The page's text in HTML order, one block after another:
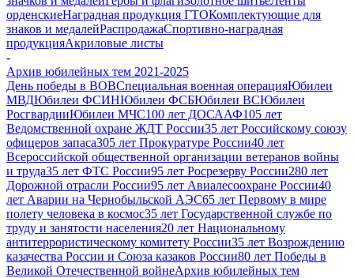
орденскиеНаградная продукция ГТОКомплектующие для
знаков и медалейРаспродажаСпортивно-наградная
продукцияАкриловые листы
-
Архив юбилейных тем 2021-2025
День победы в ВОВСпециальная военная операцияЮбилеи
МВДЮбилеи ФСИНЮбилеи ФСБЮбилеи ВСЮбилеи
РосгвардииЮбилеи МЧС100 лет ДОСААФ105 лет
Ведомственной охране ЖДТ России35 лет Российскому союзу
офицеров запаса305 лет Прокуратуре России40 лет
Всероссийской общественной организации ветеранов войны
и труда35 лет ФТС России95 лет Росрезерву России280 лет
Дорожной отрасли России95 лет Авиалесоохране России40
лет Аварии на Чернобыльской АЭС65 лет Первому в мире
полету человека в космос35 лет Государственной службе по
труду и занятости населения20 лет Национальному
антитеррористическому комитету России35 лет Возрождению
казачества России и Союза казаков России80 лет Победы в
Великой Отечественной войнеАрхив юбилейных тем